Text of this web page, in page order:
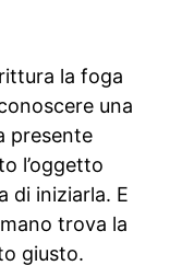
la foga
una
presente
l’oggetto
di iniziarla. E
trova la
giusto.